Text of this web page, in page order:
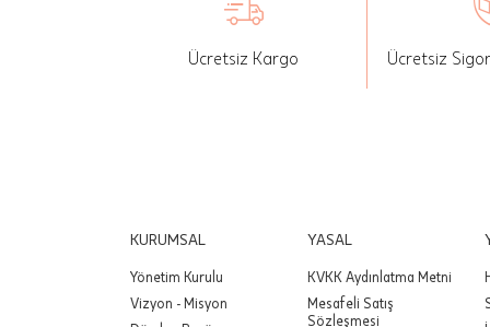
Ücretsiz Kargo Ücretsiz
KURUMSAL
Yönetim Kurulu
Vizyon - Misyon
YASAL
KVKK Aydınlatma Metni
Mesafeli Satış
Sözleşmesi
Önemli:
Önemli: